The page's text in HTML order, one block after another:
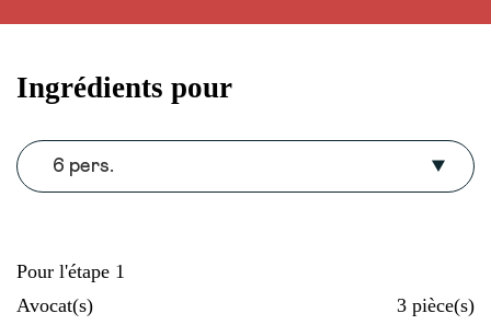
Ingrédients pour
6 pers.
Pour l'étape 1
Avocat(s)
3 pièce(s)